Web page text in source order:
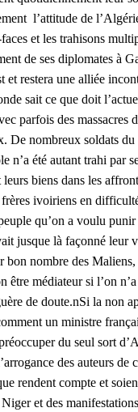
l’attitude de
et les trahisons
de ses diplomates à
restera une alliée
sait ce que doit
parfois des
De nombreux soldats
n’a été autant trahi
biens dans les
ivoiriens en
qu’on a voulu
jusque là façonné leur
nombre des
être médiateur si l’on
de doute.nSi la non
un ministre
du seul sort
des auteurs
rendent compte et
et des